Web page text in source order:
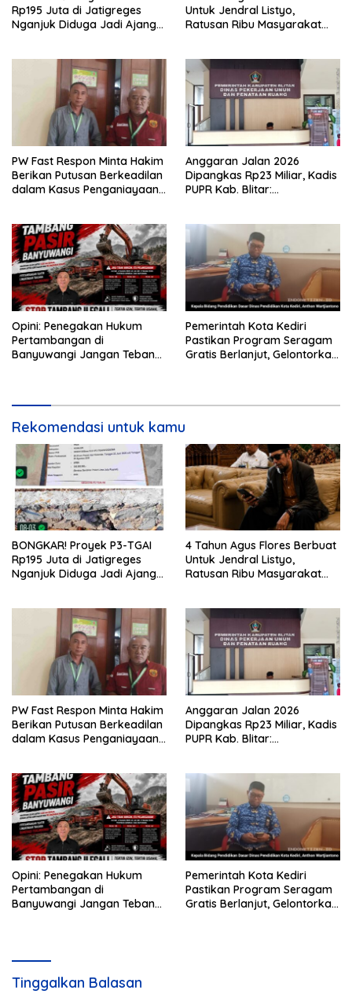
Rp195 Juta di Jatigreges
Nganjuk Diduga Jadi Ajang
Untuk Jendral Listyo,
Ratusan Ribu Masyarakat
PW Fast Respon Minta Hakim
Berikan Putusan Berkeadilan
dalam Kasus Penganiayaan
Anggaran Jalan 2026
Dipangkas Rp23 Miliar, Kadis
PUPR Kab. Blitar:
Opini: Penegakan Hukum
Pertambangan di
Banyuwangi Jangan Tebang
Pemerintah Kota Kediri
Pastikan Program Seragam
Gratis Berlanjut, Gelontorkan
Rekomendasi untuk kamu
BONGKAR! Proyek P3-TGAI
Rp195 Juta di Jatigreges
Nganjuk Diduga Jadi Ajang
4 Tahun Agus Flores Berbuat
Untuk Jendral Listyo,
Ratusan Ribu Masyarakat
PW Fast Respon Minta Hakim
Berikan Putusan Berkeadilan
dalam Kasus Penganiayaan
Anggaran Jalan 2026
Dipangkas Rp23 Miliar, Kadis
PUPR Kab. Blitar:
Opini: Penegakan Hukum
Pertambangan di
Banyuwangi Jangan Tebang
Pemerintah Kota Kediri
Pastikan Program Seragam
Gratis Berlanjut, Gelontorkan
Tinggalkan Balasan